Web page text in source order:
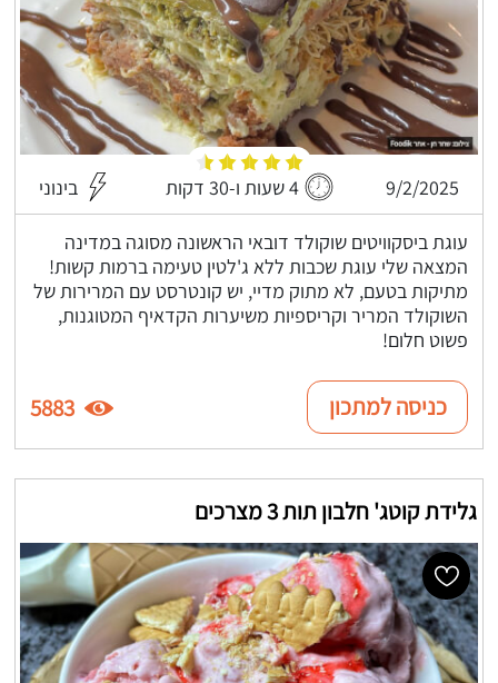
9/2/2025 4 שעות ו-30 דקות בינוני
עוגת ביסקוויטים שוקולד דובאי הראשונה מסוגה במדינה
המצאה שלי עוגת שכבות ללא ג'לטין טעימה ברמות קשות!
מתיקות בטעם, לא מתוק מדיי, יש קונטרסט עם המרירות של
השוקולד המריר וקריספיות משיערות הקדאיף המטוגנות,
פשוט חלום!
כניסה למתכון 5883
גלידת קוטג' חלבון תות 3 מצרכים